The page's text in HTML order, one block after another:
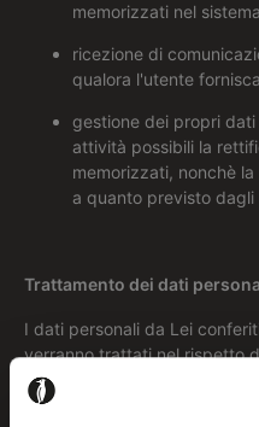
memorizzati nel
ricezione di
qualora l'utente
gestione dei propri
attività possibili la
memorizzati, nonchè
a quanto previsto dagli
Trattamento dei dati
I dati personali da Lei
verranno trattati nel rispetto
protezione, ed il trattamento
correttezza, liceità e